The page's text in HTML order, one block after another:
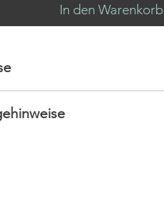
In den Warenkorb
81 cm